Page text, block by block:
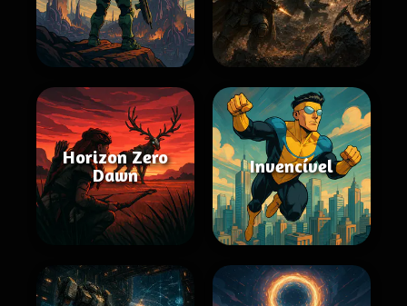
Horizon Zero
Dawn
Invencível